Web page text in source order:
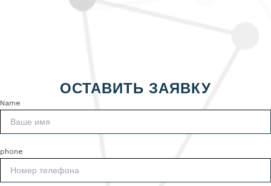
ОСТАВИТЬ ЗАЯВКУ
Name
phone